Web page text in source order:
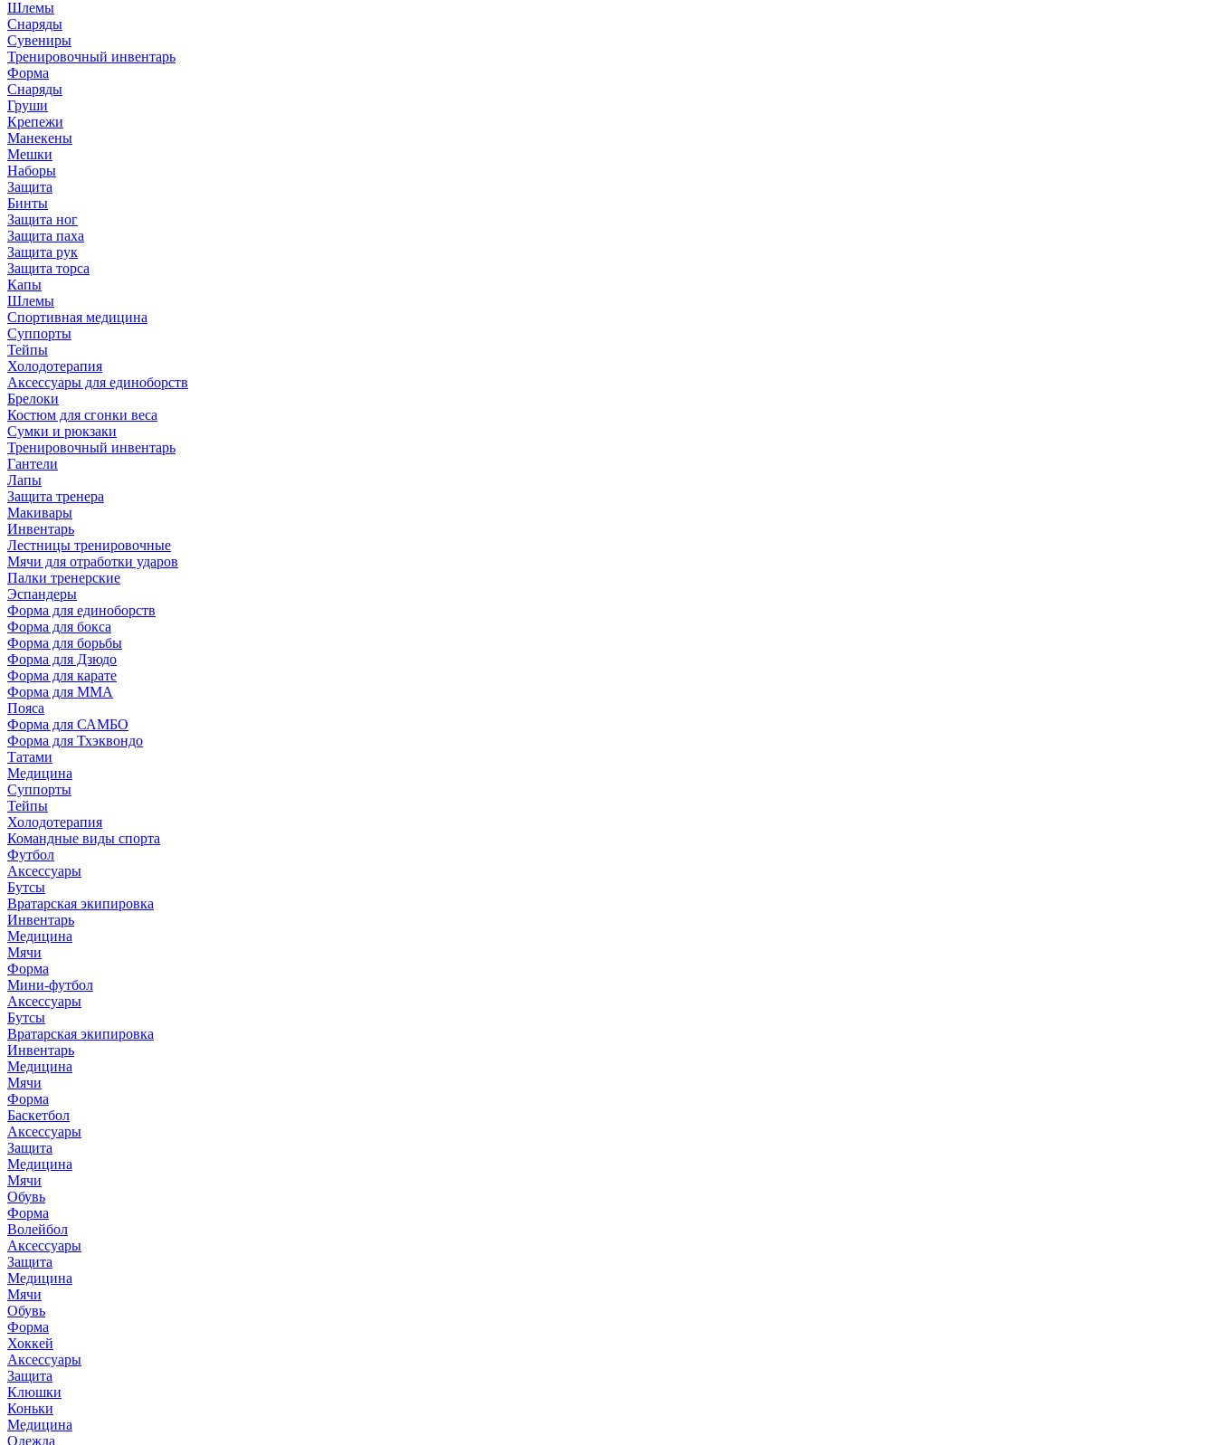
Шлемы
Снаряды
Сувениры
Тренировочный инвентарь
Форма
Снаряды
Груши
Крепежи
Манекены
Мешки
Наборы
Защита
Бинты
Защита ног
Защита паха
Защита рук
Защита торса
Капы
Шлемы
Спортивная медицина
Суппорты
Тейпы
Холодотерапия
Аксессуары для единоборств
Брелоки
Костюм для сгонки веса
Сумки и рюкзаки
Тренировочный инвентарь
Гантели
Лапы
Защита тренера
Макивары
Инвентарь
Лестницы тренировочные
Мячи для отработки ударов
Палки тренерские
Эспандеры
Форма для единоборств
Форма для бокса
Форма для борьбы
Форма для Дзюдо
Форма для карате
Форма для MMA
Пояса
Форма для САМБО
Форма для Тхэквондо
Татами
Медицина
Суппорты
Тейпы
Холодотерапия
Командные виды спорта
Футбол
Аксессуары
Бутсы
Вратарская экипировка
Инвентарь
Медицина
Мячи
Форма
Мини-футбол
Аксессуары
Бутсы
Вратарская экипировка
Инвентарь
Медицина
Мячи
Форма
Баскетбол
Аксессуары
Защита
Медицина
Мячи
Обувь
Форма
Волейбол
Аксессуары
Защита
Медицина
Мячи
Обувь
Форма
Хоккей
Аксессуары
Защита
Клюшки
Коньки
Медицина
Одежда